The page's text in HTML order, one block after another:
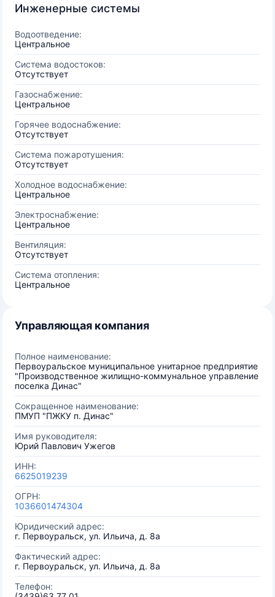
Инженерные системы
Водоотведение:
Центральное
Система водостоков:
Отсутствует
Газоснабжение:
Центральное
Горячее водоснабжение:
Отсутствует
Система пожаротушения:
Отсутствует
Холодное водоснабжение:
Центральное
Электроснабжение:
Центральное
Вентиляция:
Отсутствует
Система отопления:
Центральное
Управляющая компания
Полное наименование:
Первоуральское муниципальное унитарное предприятие
"Производственное жилищно-коммунальное управление
поселка Динас"
Сокращенное наименование:
ПМУП "ПЖКУ п. Динас"
Имя руководителя:
Юрий Павлович Ужегов
ИНН:
6625019239
ОГРН:
1036601474304
Юридический адрес:
г. Первоуральск, ул. Ильича, д. 8а
Фактический адрес:
г. Первоуральск, ул. Ильича, д. 8а
Телефон: